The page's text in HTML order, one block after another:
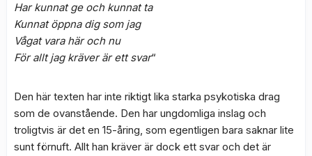
Har kunnat ge och kunnat ta
Kunnat öppna dig som jag
Vågat vara här och nu
För allt jag kräver är ett svar“
Den här texten har inte riktigt lika starka psykotiska drag
som de ovanstående. Den har ungdomliga inslag och
troligtvis är det en 15-åring, som egentligen bara saknar lite
sunt förnuft. Allt han kräver är dock ett svar och det är